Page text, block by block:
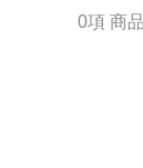
0項 商品